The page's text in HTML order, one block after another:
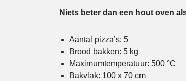
Niets beter dan een hout oven
Aantal pizza’s: 5
Brood bakken: 5 kg
Maximumtemperatuur: 500 °C
Bakvlak: 100 x 70 cm